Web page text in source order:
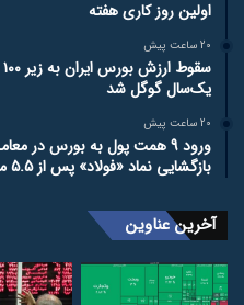
اولین روز کاری هفته
20 ساعت پیش
یک‌سال گوگل شد
20 ساعت پیش
بازگشایی نماد «فولاد» پس از 5.5 ماه
آخرین عناوین